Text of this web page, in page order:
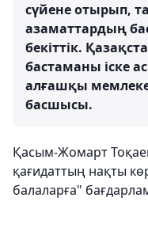
сүйене отырып,
азаматтардың
бекіттік.
бастаманы іске
алғашқы
басшысы.
Қасым-Жомарт
қағидаттың нақты
балаларға"